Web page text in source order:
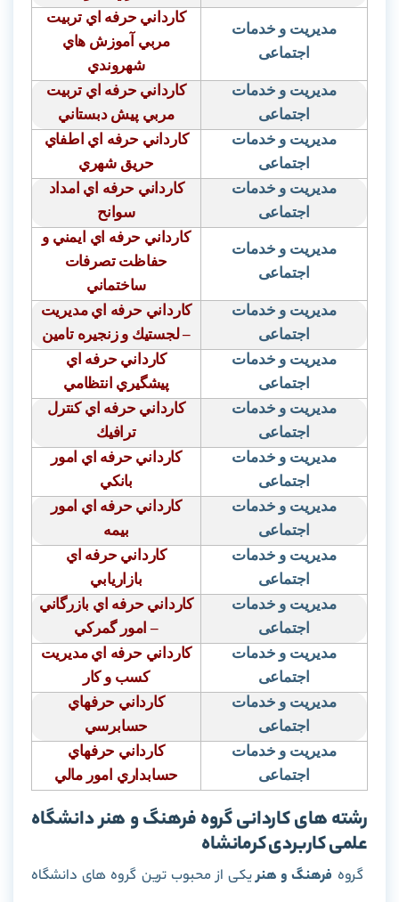
مدیریت و خدمات
اجتماعی
كارداني حرفه اي تربيت
مربي آموزش هاي
شهروندي
مدیریت و خدمات
اجتماعی
كارداني حرفه اي تربيت
مربي پيش دبستاني
مدیریت و خدمات
اجتماعی
كارداني حرفه اي اطفاي
حريق شهري
مدیریت و خدمات
اجتماعی
كارداني حرفه اي امداد
سوانح
مدیریت و خدمات
اجتماعی
كارداني حرفه اي ايمني و
حفاظت تصرفات
ساختماني
مدیریت و خدمات
اجتماعی
كارداني حرفه اي مديريت
– لجستيك و زنجيره تامين
مدیریت و خدمات
اجتماعی
كارداني حرفه اي
پيشگيري انتظامي
مدیریت و خدمات
اجتماعی
كارداني حرفه اي كنترل
ترافيك
مدیریت و خدمات
اجتماعی
كارداني حرفه اي امور
بانكي
مدیریت و خدمات
اجتماعی
كارداني حرفه اي امور
بيمه
مدیریت و خدمات
اجتماعی
كارداني حرفه اي
بازاريابي
مدیریت و خدمات
اجتماعی
كارداني حرفه اي بازرگاني
– امور گمركي
مدیریت و خدمات
اجتماعی
كارداني حرفه اي مديريت
كسب و كار
مدیریت و خدمات
اجتماعی
كارداني حرفهاي
حسابرسي
مدیریت و خدمات
اجتماعی
كارداني حرفهاي
حسابداري امور مالي
رشته های کاردانی گروه فرهنگ و هنر دانشگاه
علمی کاربردی کرمانشاه
گروه فرهنگ و هنریکی از محبوب ترین گروه های دانشگاه